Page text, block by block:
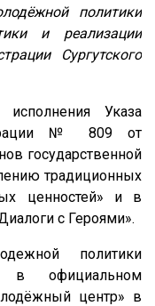
политики
и реализации
Сургутского
Указа
№ 809 от
государственной
традиционных
ценностей» и в
с Героями».
политики
в официальном
центр» в